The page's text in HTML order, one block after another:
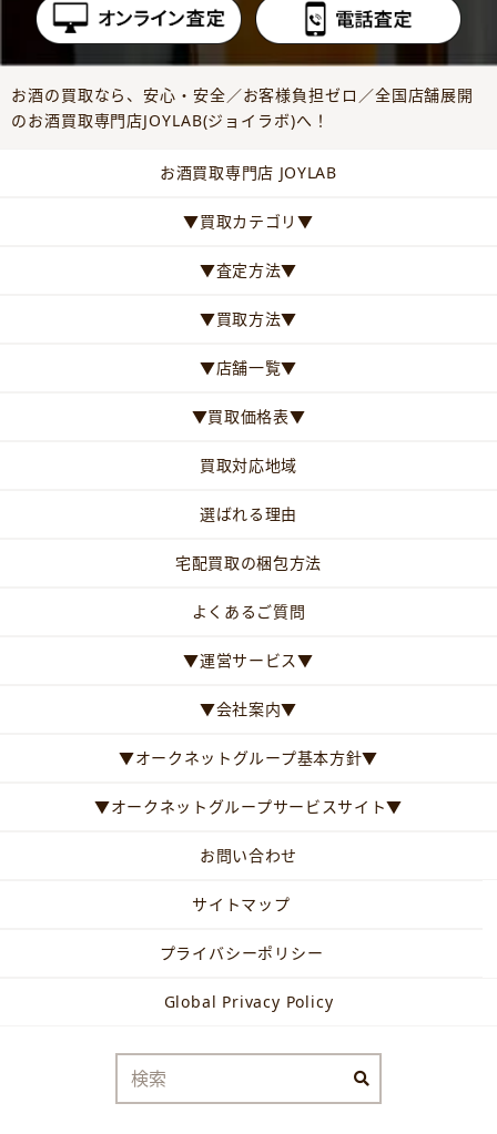
お酒の買取なら、安心・安全／お客様負担ゼロ／全国店舗展開
のお酒買取専門店JOYLAB(ジョイラボ)へ！
お酒買取専門店 JOYLAB
▼買取カテゴリ▼
▼査定方法▼
▼買取方法▼
▼店舗一覧▼
▼買取価格表▼
買取対応地域
選ばれる理由
宅配買取の梱包方法
よくあるご質問
▼運営サービス▼
▼会社案内▼
▼オークネットグループ基本方針▼
▼オークネットグループサービスサイト▼
お問い合わせ
サイトマップ
プライバシーポリシー
Global Privacy Policy